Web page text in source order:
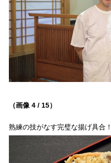
（画像 4 / 15）
熟練の技がなす完璧な揚げ具合